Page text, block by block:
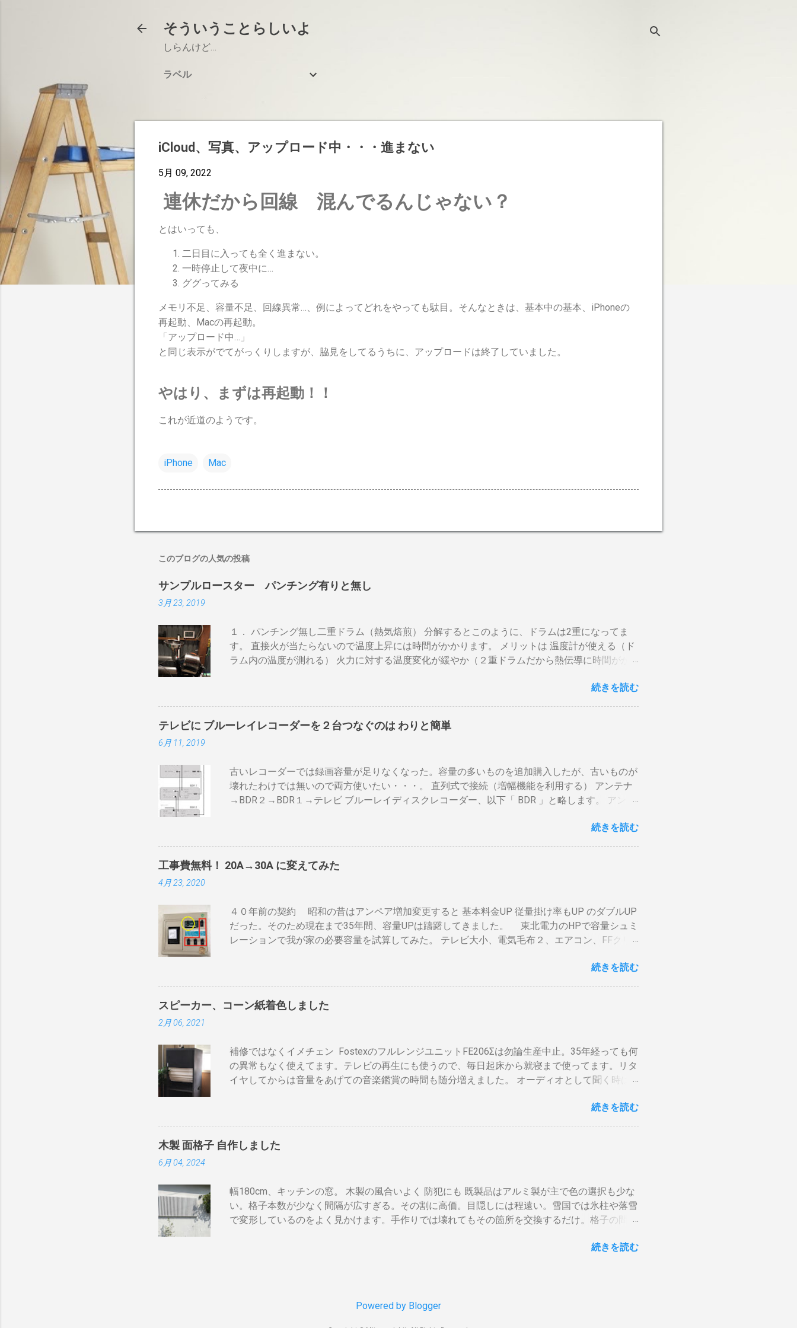
そういうことらしいよ
しらんけど…
ラベル
iCloud、写真、アップロード中・・・進まない
5月 09, 2022
連休だから回線 混んでるんじゃない？
とはいっても、
二日目に入っても全く進まない。
一時停止して夜中に…
ググってみる
メモリ不足、容量不足、回線異常…、例によってどれをやっても駄目。そんなときは、基本中の基本、iPhoneの
再起動、Macの再起動。
「アップロード中…」
と同じ表示がでてがっくりしますが、脇見をしてるうちに、アップロードは終了していました。
やはり、まずは再起動！！
これが近道のようです。
iPhone Mac
このブログの人気の投稿
サンプルロースター パンチング有りと無し
3月 23, 2019
１． パンチング無し二重ドラム（熱気焙煎） 分解するとこのように、ドラムは2重になってま
す。 直接火が当たらないので温度上昇には時間がかかります。 メリットは 温度計が使える（ド
ラム内の温度が測れる） 火力に対する温度変化が緩やか（２重ドラムだから熱伝導に時間がか
ない ぐらいでしょうか。デメリットは 火を消してもすぐに温度が下がらない。火力を上げても
300g以上はガスコンロの強火全開でも 20分以上は必要 。10分以下の焙煎は無理。 外側ドラム
→空気層→内側ドラムの順で熱が伝わるので、温度変化には時間がかかります。それを予測した
気性が殆ど無い とうこと。熱し難く冷めにくいのが特徴。 ２．パンチング有り一枚ドラム（直
火・熱気通過式） 早い話が「 回転式炙り焼き 」です。熱は素通りで蓄熱は不可。ガスコンロ
の炎がそのまま反映します。中火で200gなら6分程度で、260gなら8分ハゼが来ます。回転数が
れや、ドラムに風が入るとすぐ温度が下がります。 メリット 火力に対する反応が早い。（蓄熱
はゼロ） 二重ドラムに比べて短時間で焙煎できる チャフがドラムの中に溜まらない デメリット
ザルのように素通し。熱気が溜まらない。 温度計は上昇か下降か一定かの傾向判断としてなら
使えるが、通過する空気の温度しかわからない チャフがパンチングの穴から出てコンロや周囲
難）。これは一番の欠点でしょう。 温度測定は、非接触型（※１）の温度計で豆の表面温度
を測ることが可能なら希望がないわけではない。しかし、右手でドラムを回し、左手でレーザー
を豆に当...
続きを読む
テレビに ブルーレイレコーダーを２台つなぐのは わりと簡単
6月 11, 2019
古いレコーダーでは録画容量が足りなくなった。容量の多いものを追加購入したが、古いものが
壊れたわけでは無いので両方使いたい・・・。 直列式で接続（増幅機能を利用する） アンテナ
→BDR２→BDR１→テレビ ブルーレイディスクレコーダー、以下「 BDR 」と略します。 アンテ
で利得の損失なく接続できます。並列にするとアンテナ信号が弱まりアンテナ利得が落ち、増幅
て説明します。 地上波の接続（アンテナケーブル２本必要）※１ 地上波のアンテナケーブルを
BDR２の「地上波アンテナ入力」端子へ接続 BDR２の地上波の「テレビへ（出力）」端子とBDR
ーブル２本必要）※１ BSのアンテナケーブルをBDR２の「BSアンテナ入力」端子へ接続 BDR２
のBSの「テレビへ（出力）」端子とBDR１の「BSアンテナ入力」端子をアンテナケーブルで接
続 BDR１のBSの「テレビへ（出力）」端子とテレビの「BSデジタル」端子をアンテナケーブル
ーブルの接続（HDMIケーブル２本必要）※2 BDRの「HDMI出力」端子とテレビの「HDMI入
力」端子を接続します。テレビのHDMI端子の番号は、自分で分かればどちらの端子でも構いま
せん。 すでにHDMI１本あるなら、追加で１本用意してください。 ※2. テレビにHDMI端子が
一つしかない場合 は HDMI分配器 （←Amazon）を使います。テレビの買い替え時には後悔しな
配列やコネクタ同士が狭い環境では、手が入りにくいのでアンテナケーブルはL型端子よりも真
っ直ぐなタイプをおすすめします。 HDMIケーブル２本セット （...
続きを読む
工事費無料！ 20A→30A に変えてみた
4月 23, 2020
４０年前の契約 昭和の昔はアンペア増加変更すると 基本料金UP 従量掛け率もUP のダブルUP
だった。そのため現在まで35年間、容量UPは躊躇してきました。 東北電力のHPで容量シュミ
レーションで我が家の必要容量を試算してみた。 テレビ大小、電気毛布２、エアコン、FFクリ
iPhone ２、冷蔵庫3台、オーブンレンジ２・トースター、炊飯器・・・・。 を合計してみると
る工夫 黄色が漏電ブレーカー、赤色が安全ブレーカー。安全ブレーカーはすべて20Aとありま
す。 そこで一工夫。まず、各安全ブレーカーを切ってみて、どのコンセントに繋がっているか
電子レンジ、ドライヤー・炊飯器・エアコンなどは複数の安全ブレーカに振り分けて使うので
す。非合理的ですが効果はあります。 近年、料金設定が変わった 容量UPと増額の関係。 10ア
ンペアごとに 基本料金 月額330円 の増加 のみ 従量増しは ￥0 でいいと。月額330円のアップな
20A~30Aに変更する際、 高額工事になることがある らしいのだ。更にググって、最後に行き着
いたところは以下のサイト。 http://kaden.pcinformation.info/breaker/safety-breaker-20a-30a.htm
” 安全ブレーカーを20Aから30Aに変える場合、電線の太さが2.6mm以上、コンセントの定格電流
が20A以上から30A以下でなければ、屋内配線の張り替え工事、コンセントの交換工事も必要と
やつでした。ガッカリしながら屋内配線工事費の相場を調べると、屋内配線全部とコンセン...
続きを読む
スピーカー、コーン紙着色しました
2月 06, 2021
補修ではなくイメチェン FostexのフルレンジユニットFE206Σは勿論生産中止。35年経っても何
の異常もなく使えてます。テレビの再生にも使うので、毎日起床から就寝まで使ってます。リタ
イヤしてからは音量をあげての音楽鑑賞の時間も随分増えました。 オーディオとして聞く時は
リルネットを外すとモノトーンのエンクロージャーにはコーン紙の色が合わない。暗い・・・。
によってコーン紙が重くなっても、柔らかくなっても、固くなっても具合は良くない。ググって
オーダーしてみた。（古いサイトらしく Safari では「安全ではない可能性…、」と表示されます
が Chrom では表示されます。） 刷毛もオマケに付いてきた。私が用意したのは妻がケーキを作
るときの回転台。ファンテックさんでも回転台の使用を勧めている。 作業しにくいので、スピ
にあるように最初に水で濡らして絞っておく。塗りにくいからと水を足したり、一度にたっぷり
せん。 出来上がり 目玉2つのロボットみたい？それは前からです。(T_T) 清潔感がアップしたの
続きを読む
木製 面格子 自作しました
6月 04, 2024
幅180cm、キッチンの窓。 木製の風合いよく 防犯にも 既製品はアルミ製が主で色の選択も少な
い。格子本数が少なく間隔が広すぎる。その割に高価。目隠しには程遠い。雪国では氷柱や落雪
で変形しているのをよく見かけます。手作りでは壊れてもその箇所を交換するだけ。格子の間隔
風通しよく、暑い夜も窓を開放して眠られます。 材料 角材 杉KD12本束 20x30x1820 税込
ためには必須です。 水性塗料を刷毛塗りします。シンナー不要、使用後の刷毛も水で洗えて簡
続きを読む
Powered by Blogger